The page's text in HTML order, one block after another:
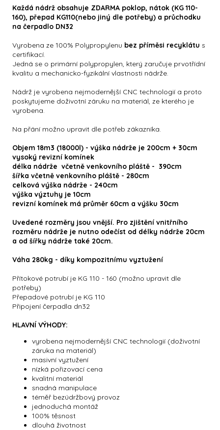
Každá nádrž obsahuje ZDARMA poklop, nátok (KG 110-
160), přepad KG110(nebo jiný dle potřeby) a průchodku
na čerpadlo DN32
Vyrobena ze 100% Polypropylenu bez příměsi recyklátu s
certifikací.
Jedná se o primární polypropylen, který zaručuje prvotřídní
kvalitu a mechanicko-fyzikální vlastnosti nádrže.
Nádrž je vyrobena nejmodernější CNC technologií a proto
poskytujeme doživotní záruku na materiál, ze kterého je
vyrobena.
Na přání možno upravit dle potřeb zákazníka.
Objem 18m3 (18000l) - výška nádrže je 200cm + 30cm
vysoký revizní komínek
délka nádrže včetně venkovního pláště - 390cm
šířka včetně venkovního pláště - 280cm
celková výška nádrže - 240cm
výška výztuhy je 10cm
revizní komínek má průměr 60cm a výšku 30cm
Uvedené rozměry jsou vnější. Pro zjištění vnitřního
rozměru nádrže je nutno odečíst od délky nádrže 20cm
a od šířky nádrže také 20cm.
Váha 280kg - díky kompozitnímu vyztužení
Přítokové potrubí je KG 110 - 160 (možno upravit dle
potřeby)
Přepadové potrubí je KG 110
Připojení čerpadla dn32
HLAVNÍ VÝHODY:
vyrobena nejmodernější CNC technologií (doživotní
záruka na materiál)
masivní vyztužení
nízká pořizovací cena
kvalitní materiál
snadná manipulace
téměř bezúdržbový provoz
jednoduchá montáž
100% těsnost
dlouhá životnost